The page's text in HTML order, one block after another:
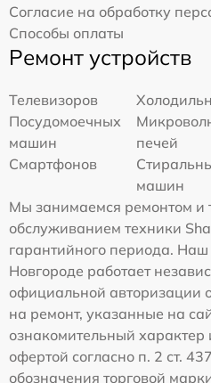
Согласие на обработку
Способы оплаты
Ремонт устройств
Телевизоров
Посудомоечных
машин
печей
Смартфонов
машин
Мы занимаемся ремонтом и
обслуживанием техники
гарантийного периода.
Новгороде работает
официальной авторизации
на ремонт, указанные на
ознакомительный характер
офертой согласно п. 2 ст.
обозначения торговой